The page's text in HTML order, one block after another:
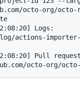
octo-org/octo-
Logs:
actions-importer-
Pull